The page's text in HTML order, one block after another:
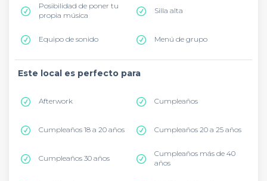
Posibilidad de poner tu
propia música
Silla alta
Equipo de sonido Menú de grupo
Este local es perfecto para
Afterwork Cumpleaños
Cumpleaños 18 a 20 años Cumpleaños 20 a 25 años
Cumpleaños 30 años
Cumpleaños más de 40
años